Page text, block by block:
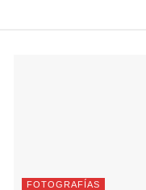
FOTOGRAFÍAS